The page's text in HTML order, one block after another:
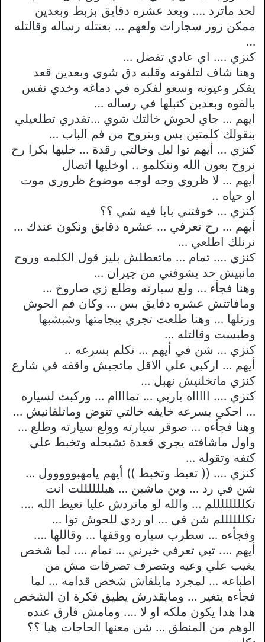
لحد ماترد …. وبعد عشره دقايق بزبط وبعدين
ممكن زوز سجارات ولعهم … بعتتله رساله وقالتله
…
كنزي …. اي عادي تفضل …
وهنا شاف لتلفونه وقلبه دق شوي وبعدين قعد
يفكر وعيونه وسعو لفكره في دماغه وخدي نفس
بالقوه وبعدين كتبلها في رساله …
ايهم … جاي لحوش خالتك شوي …تقدري تطلعيلي
بنقولك كلمتين بس وبنروح من فم الباب …
كنزي … أيهم توا ليل وخالتي رقدة … خليها بكرا رح
نروح بعون الله ونتكلمو .. اوخليها اتصال
أيهم … لا ظروي وجه لوجه موضوع ظروري موت
او حياه ..
كنزي … خوفتني بابا فيه شي ؟؟
أيهم … رح تعرفي … عشره دقايق ونكون عندك …
نرنلك اطلعي …
كنزي …. تمام … ماتعطلش بليز قول الكلمه وروح
مانبيش حد يشوفني من جيران …
وهنا فجأء … ولع سيارته وطلع زي صاروخ …
ومافاتتش عشره دقايق بس … وكان فم الحوش
ورنلها … وهنا طلعت تجري ببجامتها وشبشبها
وطبست وقالتله …
كنزي … شن في أيهم … تكلم بسرعه ..
أيهم … اركبي علي الاقل ماتجيش واقفه في شارع
كنزي ماتخلنيش نهبل …
كتزي …. اااااه ياربي … تماااام … وركبت لسياره
… احكي بسرعه خايفه خالتي تنوض وماتلقانيش …
وهنا فجأءه … صوقر سيارته وولع سيارته وطلع …
واول ماشافته يجري قعدة تشبحله وتخبط علي
كتفه وتقوله …
كنزي …. (( تعيط وتخبط )) أيهم يامهبووووول …
شن في رد … وين ماشين … هبللللللت انت
تكللللللللم … والله لو ماتردش عليا نعيط الله ….
تكللللللم شن في … او ردي للحوش توا …
وفجأءه … سطرب سياره ووقفها … وقاللها ….
أيهم …. تبي تعرفي خيرني … تمام …. لما شخص
يغيب علي وعيه ويتصرف تصرفات مش من
اطباعه … لمجرد مايلقاش شخص قدامه … لما
فجأءه يتغير … ومايقدرش يطيق فكرة ان الشخص
هدا هدا يكون ملكه او لا …. ومامش فارق عنده
الوهم من المنطق … شن معنها الحاجات هيا ؟؟